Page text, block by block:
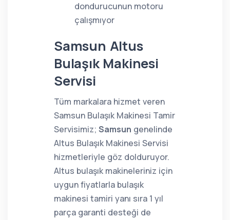
dondurucunun motoru
çalışmıyor
Samsun Altus
Bulaşık Makinesi
Servisi
Tüm markalara hizmet veren
Samsun Bulaşık Makinesi Tamir
Servisimiz; Samsun genelinde
Altus Bulaşık Makinesi Servisi
hizmetleriyle göz dolduruyor.
Altus bulaşık makineleriniz için
uygun fiyatlarla bulaşık
makinesi tamiri yanı sıra 1 yıl
parça garanti desteği de